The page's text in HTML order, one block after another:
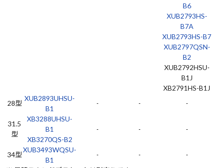
B6
XUB2793HS-
B7A
XUB2793HS-B7
XUB2797QSN-
B2
XUB2792HSU-
B1J
XB2791HS-B1J
28型
XUB2893UHSU-
B1
- - -
31.5
型
XB3288UHSU-
B1
XB3270QS-B2
- - -
34型
XUB3493WQSU-
B1
- -
-